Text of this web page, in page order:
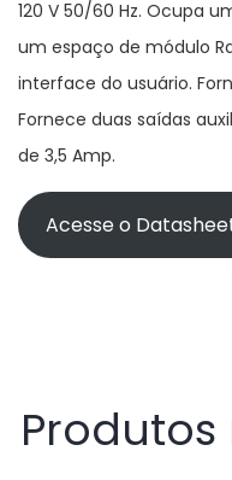
120 V 50/60 Hz. Ocupa
um espaço de módulo
interface do usuário.
Fornece duas saídas
de 3,5 Amp.
Acesse o